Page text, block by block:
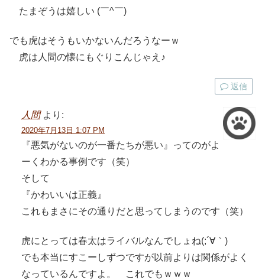
たまぞうは嬉しい (￣^￣)
でも虎はそうもいかないんだろうなーｗ
虎は人間の懐にもぐりこんじゃえ♪
返信
人間 より:
2020年7月13日 1:07 PM
『悪気がないのが一番たちが悪い』ってのがよ
ーくわかる事例です（笑）
そして
『かわいいは正義』
これもまさにその通りだと思ってしまうのです（笑）
虎にとっては春太はライバルなんでしょね(;´∀｀)
でも本当にすこーしずつですが以前よりは関係がよく
なっているんですよ。 これでもｗｗｗ